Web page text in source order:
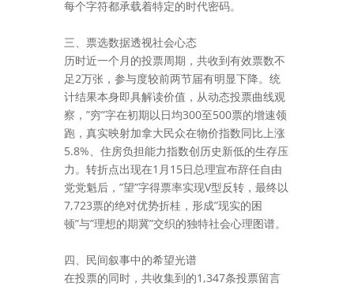
每个字符都承载着特定的时代密码。
三、票选数据透视社会心态
历时近一个月的投票周期，共收到有效票数不
足2万张，参与度较前两节届有明显下降。统
计结果本身即具解读价值，从动态投票曲线观
察，”穷”字在初期以日均300至500票的增速领
跑，真实映射加拿大民众在物价指数同比上涨
5.8%、住房负担能力指数创历史新低的生存压
力。转折点出现在1月15日总理宣布辞任自由
党党魁后，”望”字得票率实现V型反转，最终以
7,723票的绝对优势折桂，形成”现实的困
顿”与”理想的期冀”交织的独特社会心理图谱。
四、民间叙事中的希望光谱
在投票的同时，共收集到的1,347条投票留言